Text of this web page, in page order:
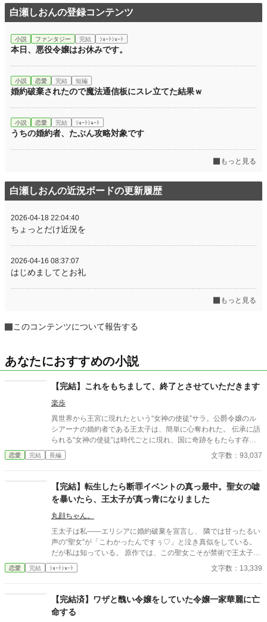
白瀬しおんの登録コンテンツ
小説 ファンタジー 完結 ｼｮｰﾄｼｮｰﾄ
本日、悪役令嬢はお休みです。
小説 恋愛 完結 短編
婚約破棄されたので魔法通信板にスレ立てた結果ｗ
小説 恋愛 完結 ｼｮｰﾄｼｮｰﾄ
うちの婚約者、たぶん攻略対象です
もっと見る
白瀬しおんの近況ボードの更新履歴
2026-04-18 22:04:40
ちょっとだけ近況を
2026-04-16 08:37:07
はじめましてとお礼
もっと見る
このコンテンツについて報告する
あなたにおすすめの小説
【完結】これをもちまして、終了とさせていただきます
楽歩
異世界から王宮に現れたという“女神の使徒”サラ。公爵令嬢のル
シアーナの婚約者である王太子は、簡単に心奪われた。 伝承に語
られる“女神の使徒”は時代ごとに現れ、国に奇跡をもたらす存在
と言われている。婚約解消を告げる王、口々にルシアーナの処遇
を言い合う重臣。 そんな混乱の中、ルシアーナは冷静に状況を見
がそれを知ったまま他家に嫁ぐことは……困難だ。女神アウレリ
ア様を祀る神殿にて、王家の監視のもと、一生を女神に仕えて過
ごすことになる」 神殿に閉じ込められて一生を過ごす？ 冗談じ
ゃないわ。 「お話はもうよろしいかしら？」 王族や重臣たち、誰
もが自分の思惑通りに動くと考えている中で、ルシアーナは静か
に、己の存在感を突きつける。 ※３９話、約９万字で完結予定で
す。最後までお付き合いいただけると嬉しいですm(__)m
恋愛 完結 長編 文字数：93,037
【完結】転生したら断罪イベントの真っ最中。聖女の嘘
を暴いたら、王太子が真っ青になりました
丸顔ちゃん。
王太子は私――エリシアに婚約破棄を宣言し、 隣では甘ったるい
声の“聖女”が「こわかったんですぅ♡」と泣き真似をしている。
だが私は知っている。 原作では、この聖女こそが禁術で王太子の
魔力を吸い取り、 私に冤罪を着せて処刑へ追い込んだ張本人だ。
優しい家族を守るためにも、同じ結末は絶対に許さない。 私は転
き、 王太子の依存と愚かさを白日の下に晒す。 「婚約は……こち
らから願い下げです」 土下座する王太子も、泣き叫ぶ聖女も、も
う関係ない。 私は新しい未来を選ぶ。
恋愛 完結 ｼｮｰﾄｼｮｰﾄ 文字数：13,339
【完結済】ワザと醜い令嬢をしていた令嬢一家華麗に亡
命する